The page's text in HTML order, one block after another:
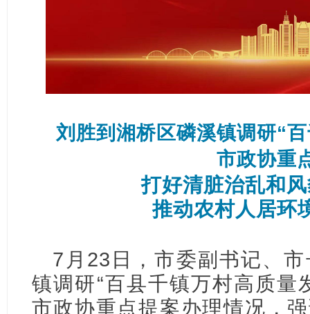
刘胜到湘桥区磷溪镇调研“
市政协重
打好清脏治乱和
推动农村人居环
7月23日，市委副书记、
镇调研“百县千镇万村高质量
市政协重点提案办理情况，